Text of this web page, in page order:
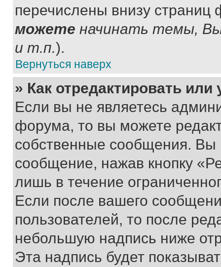
перечислены внизу
можете начинать темы,
и т.п.).
Вернуться наверх
» Как отредактировать
Если вы не являетесь
форума, то вы можете
собственные сообщения. Вы
сообщение, нажав кнопку
лишь в течение
Если после вашего
пользователей, то после
небольшую надпись ниже
Эта надпись будет